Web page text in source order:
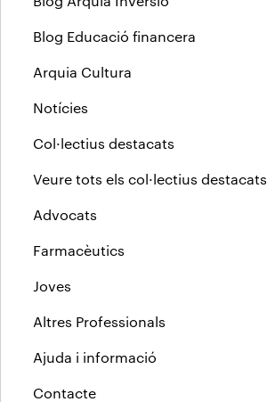
Blog Educació financera
Arquia Cultura
Notícies
Col·lectius destacats
Veure tots els col·lectius destacats
Advocats
Farmacèutics
Joves
Altres Professionals
Ajuda i informació
Contacte